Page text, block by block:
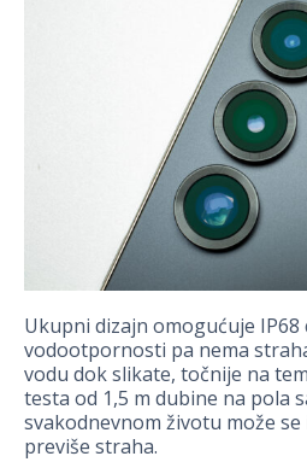
Ukupni dizajn omogućuje
vodootpornosti pa nema
vodu dok slikate, točnije na
testa od 1,5 m dubine na pola
svakodnevnom životu može
previše straha.